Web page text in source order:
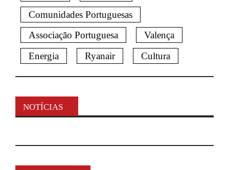
Comunidades Portuguesas
Associação Portuguesa
Valença
Energia
Ryanair Cultura
NOTÍCIAS